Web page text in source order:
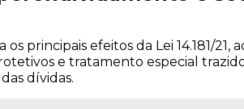
principais efeitos da Lei 14.181/21,
e tratamento especial
dívidas.